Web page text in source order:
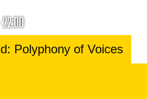
22:00
Polyphony of Voices